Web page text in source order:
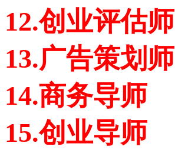
12.创业评估师
13.广告策划师
14.商务导师
15.创业导师